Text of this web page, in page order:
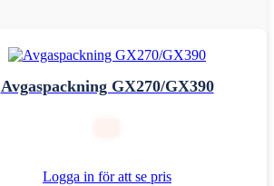
Avgaspackning GX270/GX390
Logga in för att se pris